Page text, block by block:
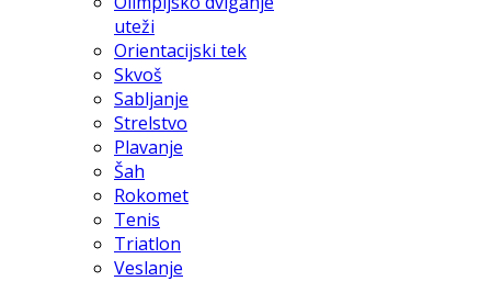
uteži
Orientacijski tek
Skvoš
Sabljanje
Strelstvo
Plavanje
Šah
Rokomet
Tenis
Triatlon
Veslanje